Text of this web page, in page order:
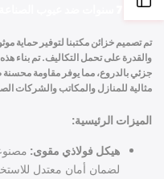
Sidebar
ضمان 7 سنوات
تم تصميم خزائن مكتبنا لتوفير حماية
والقدرة على تحمل التكاليف. تم بناء
جزئي بالدروع، مما يوفر مقاومة
مثالية للمنازل والمكاتب والشركات
الميزات الرئيسية:
هيكل فولاذي مقوى:
لضمان أمان معتدل